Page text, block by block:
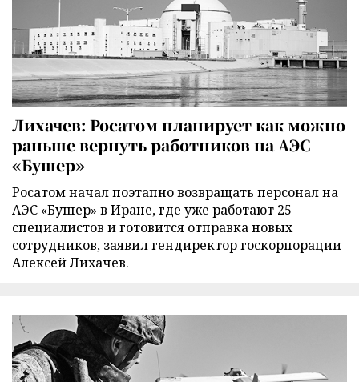
Лихачев: Росатом планирует как можно
раньше вернуть работников на АЭС
«Бушер»
Росатом начал поэтапно возвращать персонал на
АЭС «Бушер» в Иране, где уже работают 25
специалистов и готовится отправка новых
сотрудников, заявил гендиректор госкорпорации
Алексей Лихачев.